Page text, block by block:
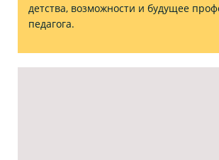
детства, возможности и будущее
педагога.